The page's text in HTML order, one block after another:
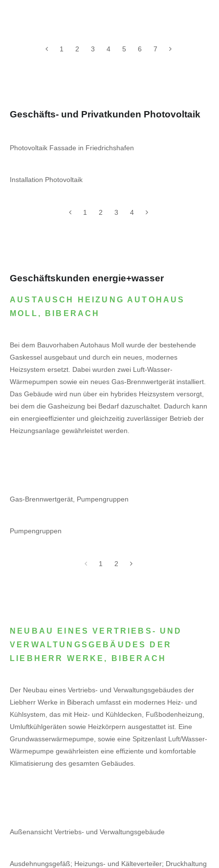
1 2 3 4 5 6 7
Geschäfts- und Privatkunden Photovoltaik
Photovoltaik Fassade in Friedrichshafen
Installation Photovoltaik
1 2 3 4
Geschäftskunden energie+wasser
AUSTAUSCH HEIZUNG AUTOHAUS
MOLL, BIBERACH
Bei dem Bauvorhaben Autohaus Moll wurde der bestehende
Gaskessel ausgebaut und durch ein neues, modernes
Heizsystem ersetzt. Dabei wurden zwei Luft-Wasser-
Wärmepumpen sowie ein neues Gas-Brennwertgerät installiert.
Das Gebäude wird nun über ein hybrides Heizsystem versorgt,
bei dem die Gasheizung bei Bedarf dazuschaltet. Dadurch kann
ein energieeffizienter und gleichzeitig zuverlässiger Betrieb der
Heizungsanlage gewährleistet werden.
Gas-Brennwertgerät, Pumpengruppen
Pumpengruppen
1 2
NEUBAU EINES VERTRIEBS- UND
VERWALTUNGSGEBÄUDES DER
LIEBHERR WERKE, BIBERACH
Der Neubau eines Vertriebs- und Verwaltungsgebäudes der
Liebherr Werke in Biberach umfasst ein modernes Heiz- und
Kühlsystem, das mit Heiz- und Kühldecken, Fußbodenheizung,
Umluftkühlgeräten sowie Heizkörpern ausgestattet ist. Eine
Grundwasserwärmepumpe, sowie eine Spitzenlast Luft/Wasser-
Wärmepumpe gewährleisten eine effiziente und komfortable
Klimatisierung des gesamten Gebäudes.
Außenansicht Vertriebs- und Verwaltungsgebäude
Ausdehnungsgefäß; Heizungs- und Kälteverteiler; Druckhaltung